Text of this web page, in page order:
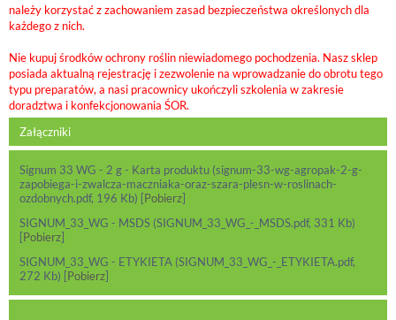
należy korzystać z zachowaniem zasad bezpieczeństwa określonych dla
każdego z nich.
Nie kupuj środków ochrony roślin niewiadomego pochodzenia. Nasz sklep
posiada aktualną rejestrację i zezwolenie na wprowadzanie do obrotu tego
typu preparatów, a nasi pracownicy ukończyli szkolenia w zakresie
doradztwa i konfekcjonowania ŚOR.
Załączniki
Signum 33 WG - 2 g - Karta produktu (signum-33-wg-agropak-2-g-
zapobiega-i-zwalcza-maczniaka-oraz-szara-plesn-w-roslinach-
ozdobnych.pdf, 196 Kb) [Pobierz]
SIGNUM_33_WG - MSDS (SIGNUM_33_WG_-_MSDS.pdf, 331 Kb)
[Pobierz]
SIGNUM_33_WG - ETYKIETA (SIGNUM_33_WG_-_ETYKIETA.pdf,
272 Kb) [Pobierz]